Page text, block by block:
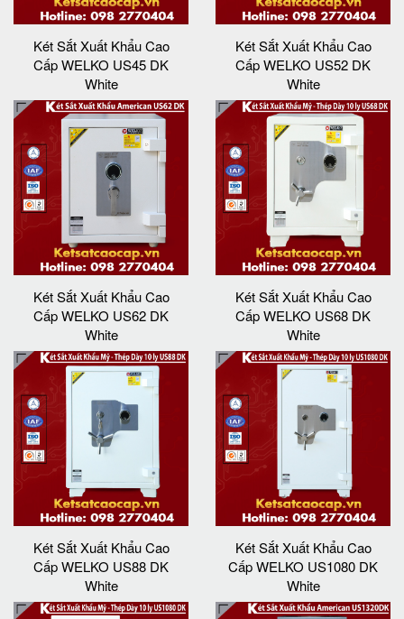
Két Sắt Xuất Khẩu Cao
Cấp WELKO US45 DK
White
Két Sắt Xuất Khẩu Cao
Cấp WELKO US52 DK
White
Két Sắt Xuất Khẩu Cao
Cấp WELKO US62 DK
White
Két Sắt Xuất Khẩu Cao
Cấp WELKO US68 DK
White
Két Sắt Xuất Khẩu Cao
Cấp WELKO US88 DK
White
Két Sắt Xuất Khẩu Cao
Cấp WELKO US1080 DK
White